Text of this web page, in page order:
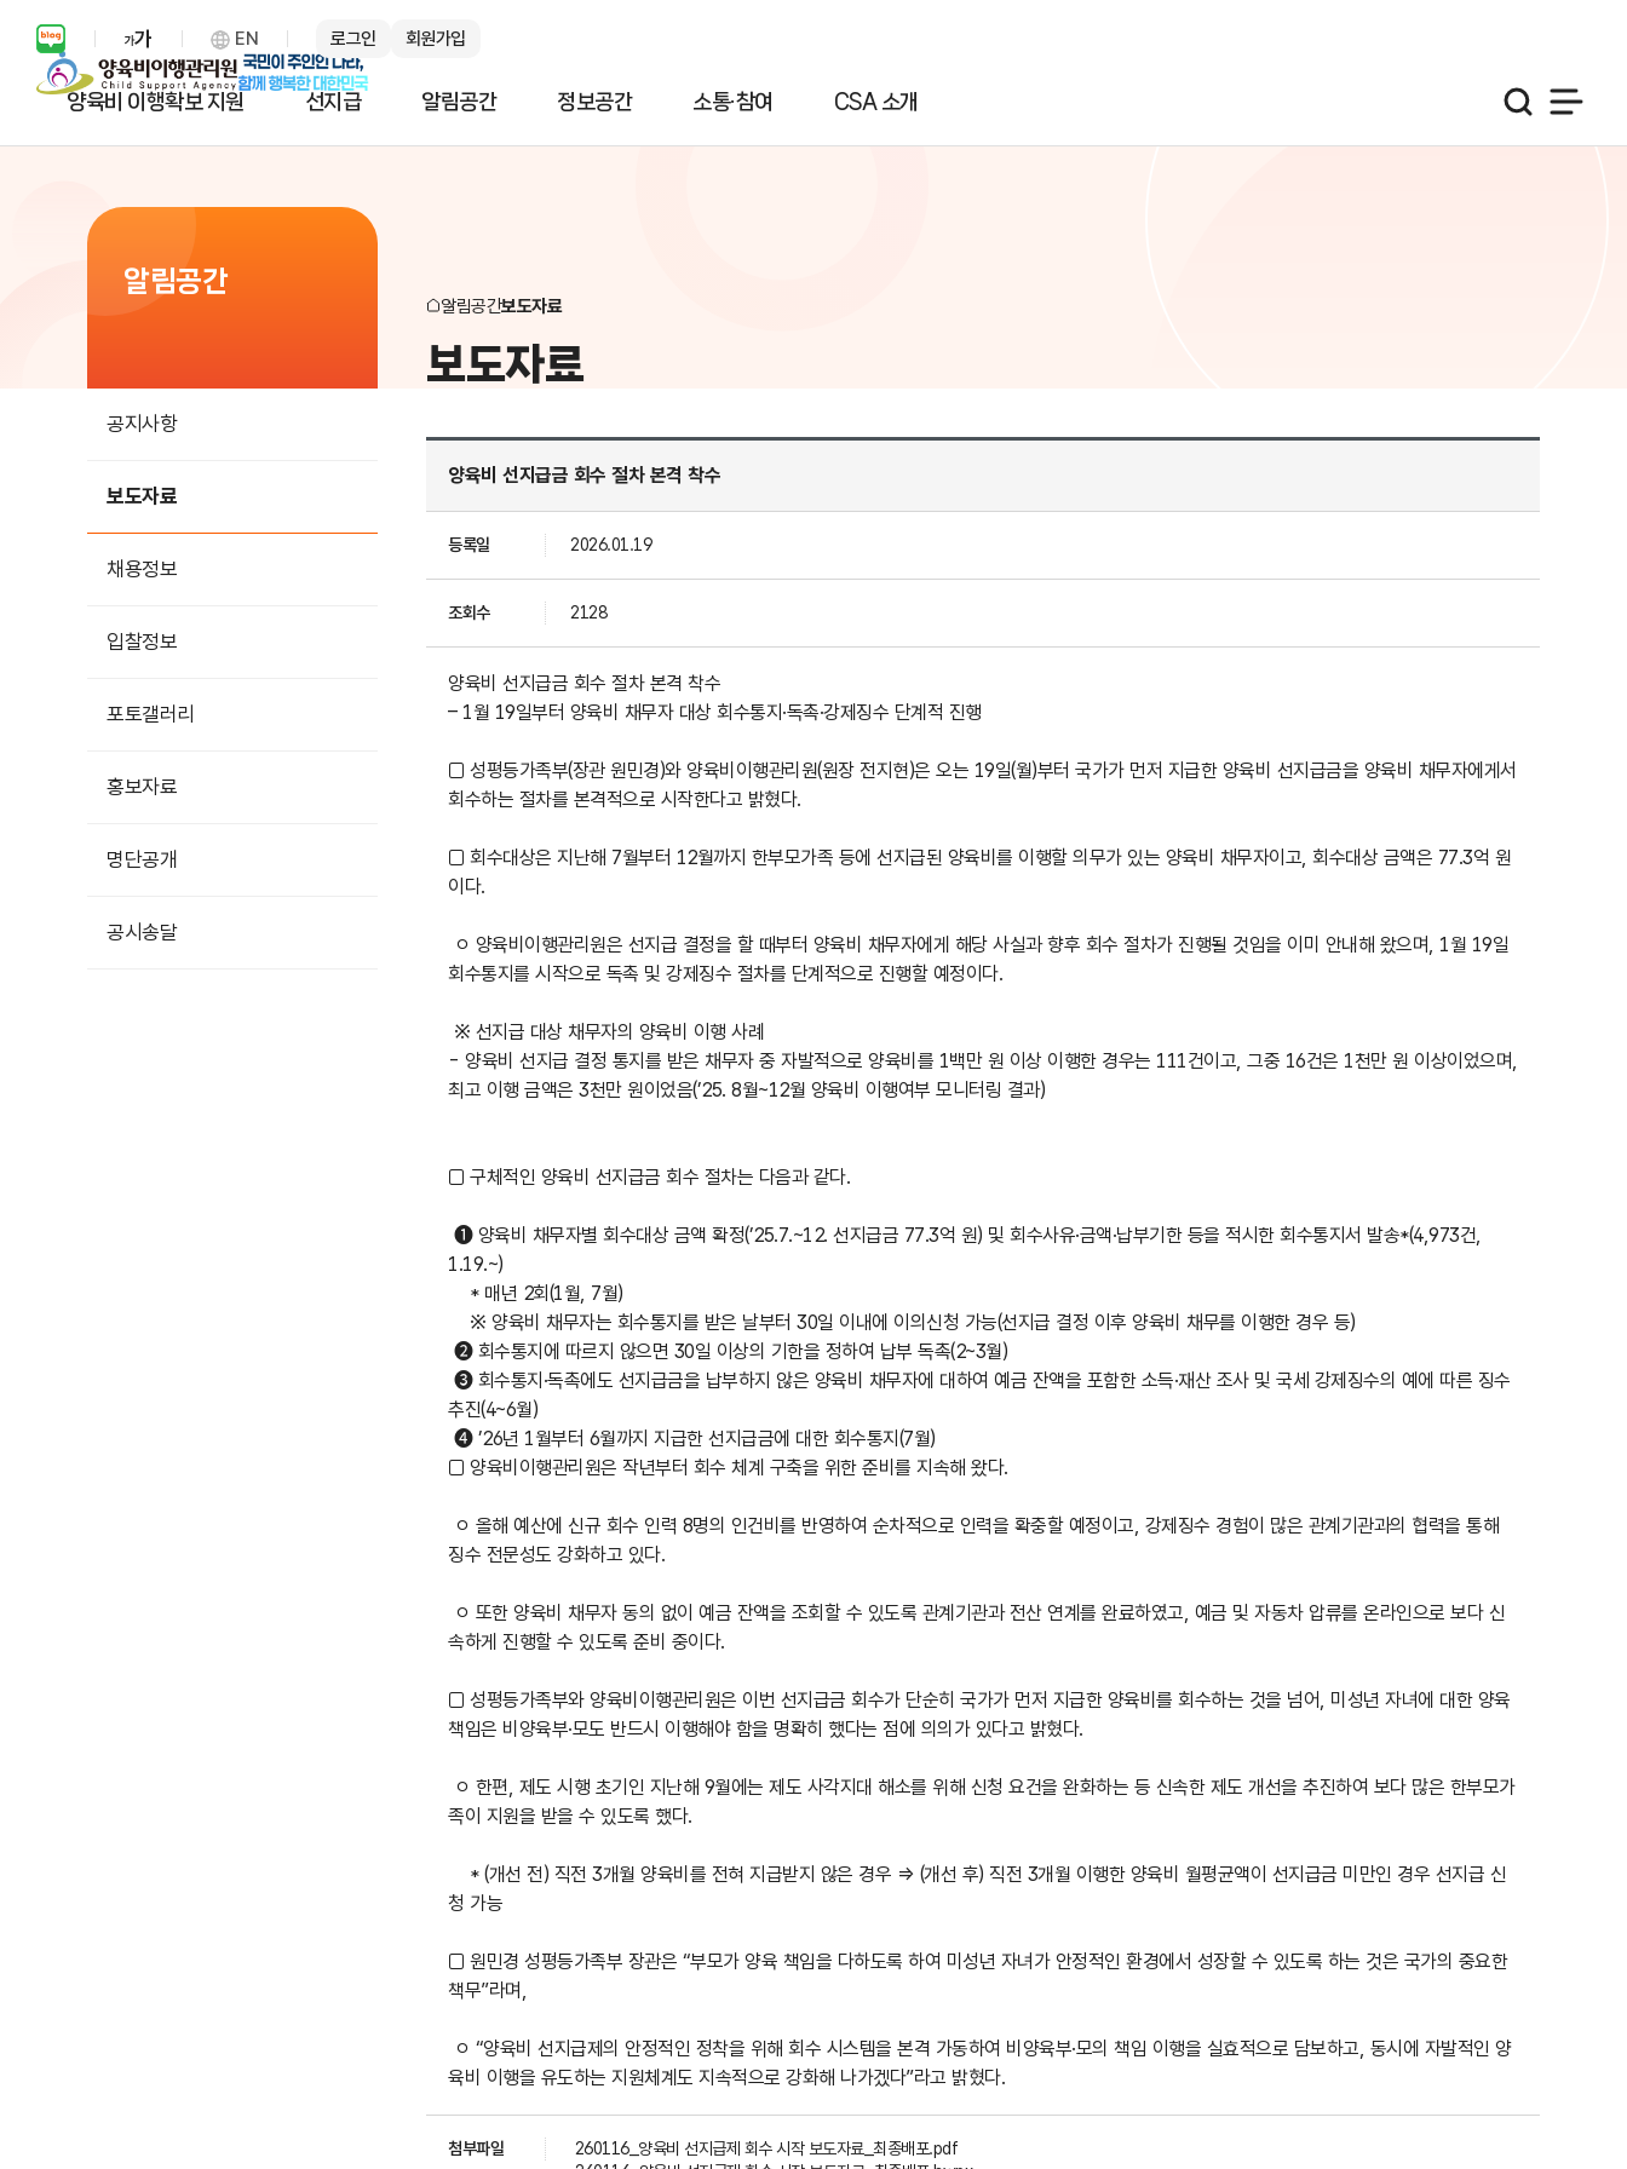
보통 화면 확대 설정 열기
EN 로그인 회원가입
양육비 이행확보 지원 선지급 알림공간 정보공간 소통·참여 CSA 소개
검색
사이트맵
알림공간
공지사항
보도자료
채용정보
입찰정보
포토갤러리
홍보자료
명단공개
공시송달
보도자료
알림공간보도자료
양육비 선지급금 회수 절차 본격 착수
등록일 2026.01.19
조회수 2128
양육비 선지급금 회수 절차 본격 착수
– 1월 19일부터 양육비 채무자 대상 회수통지·독촉·강제징수 단계적 진행
□ 성평등가족부(장관 원민경)와 양육비이행관리원(원장 전지현)은 오는 19일(월)부터 국가가 먼저 지급한 양육비 선지급금을 양육비 채무자에게서
회수하는 절차를 본격적으로 시작한다고 밝혔다.
□ 회수대상은 지난해 7월부터 12월까지 한부모가족 등에 선지급된 양육비를 이행할 의무가 있는 양육비 채무자이고, 회수대상 금액은 77.3억 원
이다.
ㅇ 양육비이행관리원은 선지급 결정을 할 때부터 양육비 채무자에게 해당 사실과 향후 회수 절차가 진행될 것임을 이미 안내해 왔으며, 1월 19일
회수통지를 시작으로 독촉 및 강제징수 절차를 단계적으로 진행할 예정이다.
※ 선지급 대상 채무자의 양육비 이행 사례
- 양육비 선지급 결정 통지를 받은 채무자 중 자발적으로 양육비를 1백만 원 이상 이행한 경우는 111건이고, 그중 16건은 1천만 원 이상이었으며,
최고 이행 금액은 3천만 원이었음(’25. 8월~12월 양육비 이행여부 모니터링 결과)
□ 구체적인 양육비 선지급금 회수 절차는 다음과 같다.
➊ 양육비 채무자별 회수대상 금액 확정(’25.7.~12. 선지급금 77.3억 원) 및 회수사유·금액·납부기한 등을 적시한 회수통지서 발송*(4,973건,
1.19.~)
* 매년 2회(1월, 7월)
※ 양육비 채무자는 회수통지를 받은 날부터 30일 이내에 이의신청 가능(선지급 결정 이후 양육비 채무를 이행한 경우 등)
➋ 회수통지에 따르지 않으면 30일 이상의 기한을 정하여 납부 독촉(2~3월)
➌ 회수통지·독촉에도 선지급금을 납부하지 않은 양육비 채무자에 대하여 예금 잔액을 포함한 소득·재산 조사 및 국세 강제징수의 예에 따른 징수
추진(4~6월)
➍ ’26년 1월부터 6월까지 지급한 선지급금에 대한 회수통지(7월)
□ 양육비이행관리원은 작년부터 회수 체계 구축을 위한 준비를 지속해 왔다.
ㅇ 올해 예산에 신규 회수 인력 8명의 인건비를 반영하여 순차적으로 인력을 확충할 예정이고, 강제징수 경험이 많은 관계기관과의 협력을 통해
징수 전문성도 강화하고 있다.
ㅇ 또한 양육비 채무자 동의 없이 예금 잔액을 조회할 수 있도록 관계기관과 전산 연계를 완료하였고, 예금 및 자동차 압류를 온라인으로 보다 신
속하게 진행할 수 있도록 준비 중이다.
□ 성평등가족부와 양육비이행관리원은 이번 선지급금 회수가 단순히 국가가 먼저 지급한 양육비를 회수하는 것을 넘어, 미성년 자녀에 대한 양육
책임은 비양육부·모도 반드시 이행해야 함을 명확히 했다는 점에 의의가 있다고 밝혔다.
ㅇ 한편, 제도 시행 초기인 지난해 9월에는 제도 사각지대 해소를 위해 신청 요건을 완화하는 등 신속한 제도 개선을 추진하여 보다 많은 한부모가
족이 지원을 받을 수 있도록 했다.
* (개선 전) 직전 3개월 양육비를 전혀 지급받지 않은 경우 ⇒ (개선 후) 직전 3개월 이행한 양육비 월평균액이 선지급금 미만인 경우 선지급 신
청 가능
□ 원민경 성평등가족부 장관은 “부모가 양육 책임을 다하도록 하여 미성년 자녀가 안정적인 환경에서 성장할 수 있도록 하는 것은 국가의 중요한
책무”라며,
ㅇ “양육비 선지급제의 안정적인 정착을 위해 회수 시스템을 본격 가동하여 비양육부·모의 책임 이행을 실효적으로 담보하고, 동시에 자발적인 양
육비 이행을 유도하는 지원체계도 지속적으로 강화해 나가겠다”라고 밝혔다.
첨부파일
260116_양육비 선지급제 회수 시작 보도자료_최종배포.pdf